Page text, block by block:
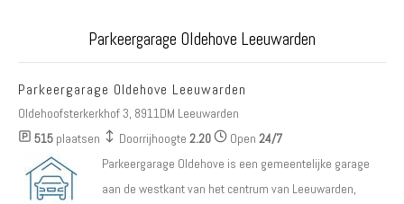
Parkeergarage Oldehove Leeuwarden
Parkeergarage Oldehove Leeuwarden
Oldehoofsterkerkhof 3, 8911DM Leeuwarden
515 plaatsen Doorrijhoogte 2.20 Open 24/7
Parkeergarage Oldehove is een gemeentelijke garage
aan de westkant van het centrum van Leeuwarden,